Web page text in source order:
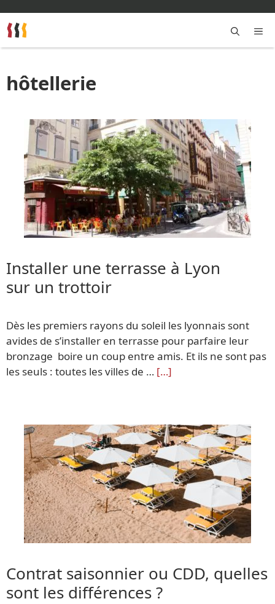
au
contenu
hôtellerie
Installer une terrasse à Lyon
sur un trottoir
Dès les premiers rayons du soleil les lyonnais sont
avides de s’installer en terrasse pour parfaire leur
bronzage boire un coup entre amis. Et ils ne sont pas
les seuls : toutes les villes de … […]
Contrat saisonnier ou CDD, quelles
sont les différences ?